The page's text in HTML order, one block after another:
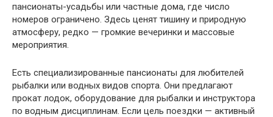
пансионаты-усадьбы или частные дома, где число
номеров ограничено. Здесь ценят тишину и природную
атмосферу, редко — громкие вечеринки и массовые
мероприятия.
Есть специализированные пансионаты для любителей
рыбалки или водных видов спорта. Они предлагают
прокат лодок, оборудование для рыбалки и инструктора
по водным дисциплинам. Если цель поездки — активный